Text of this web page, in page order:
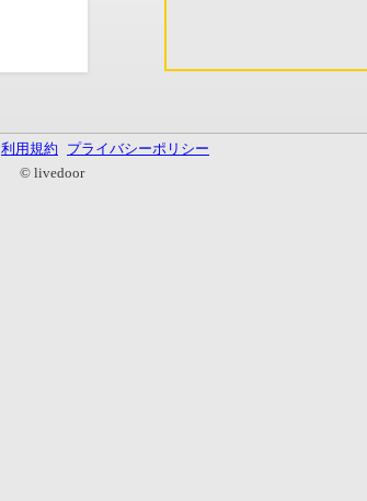
利用規約
プライバシーポリシー
© livedoor